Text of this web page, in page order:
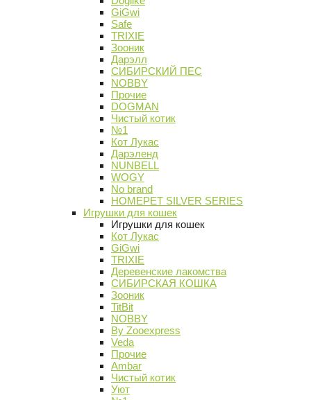
GiGwi
Safe
TRIXIE
Зооник
Дарэлл
СИБИРСКИЙ ПЕС
NOBBY
Прочие
DOGMAN
Чистый котик
№1
Кот Лукас
Дарэленд
NUNBELL
WOGY
No brand
HOMEPET SILVER SERIES
Игрушки для кошек
Игрушки для кошек
Кот Лукас
GiGwi
TRIXIE
Деревенские лакомства
СИБИРСКАЯ КОШКА
Зооник
TitBit
NOBBY
By Zooexpress
Veda
Прочие
Ambar
Чистый котик
Уют